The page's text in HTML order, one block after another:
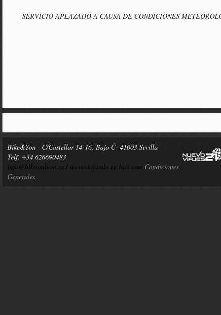
SERVICIO APLAZADO A CAUSA DE CONDICIONES
Bike&You - C/Castellar 14-16, Bajo C- 41003 Sevilla
Telf. +34 626690483
info@bikeandyou.es / www.viajando en bici.com Condiciones
Generales